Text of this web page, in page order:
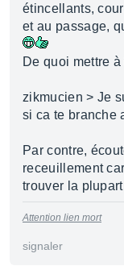
étincellants,
et au passage,
De quoi mettre
zikmucien > Je
si ca te branche
Par contre,
receuillement
trouver la
Attention lien mort
signaler